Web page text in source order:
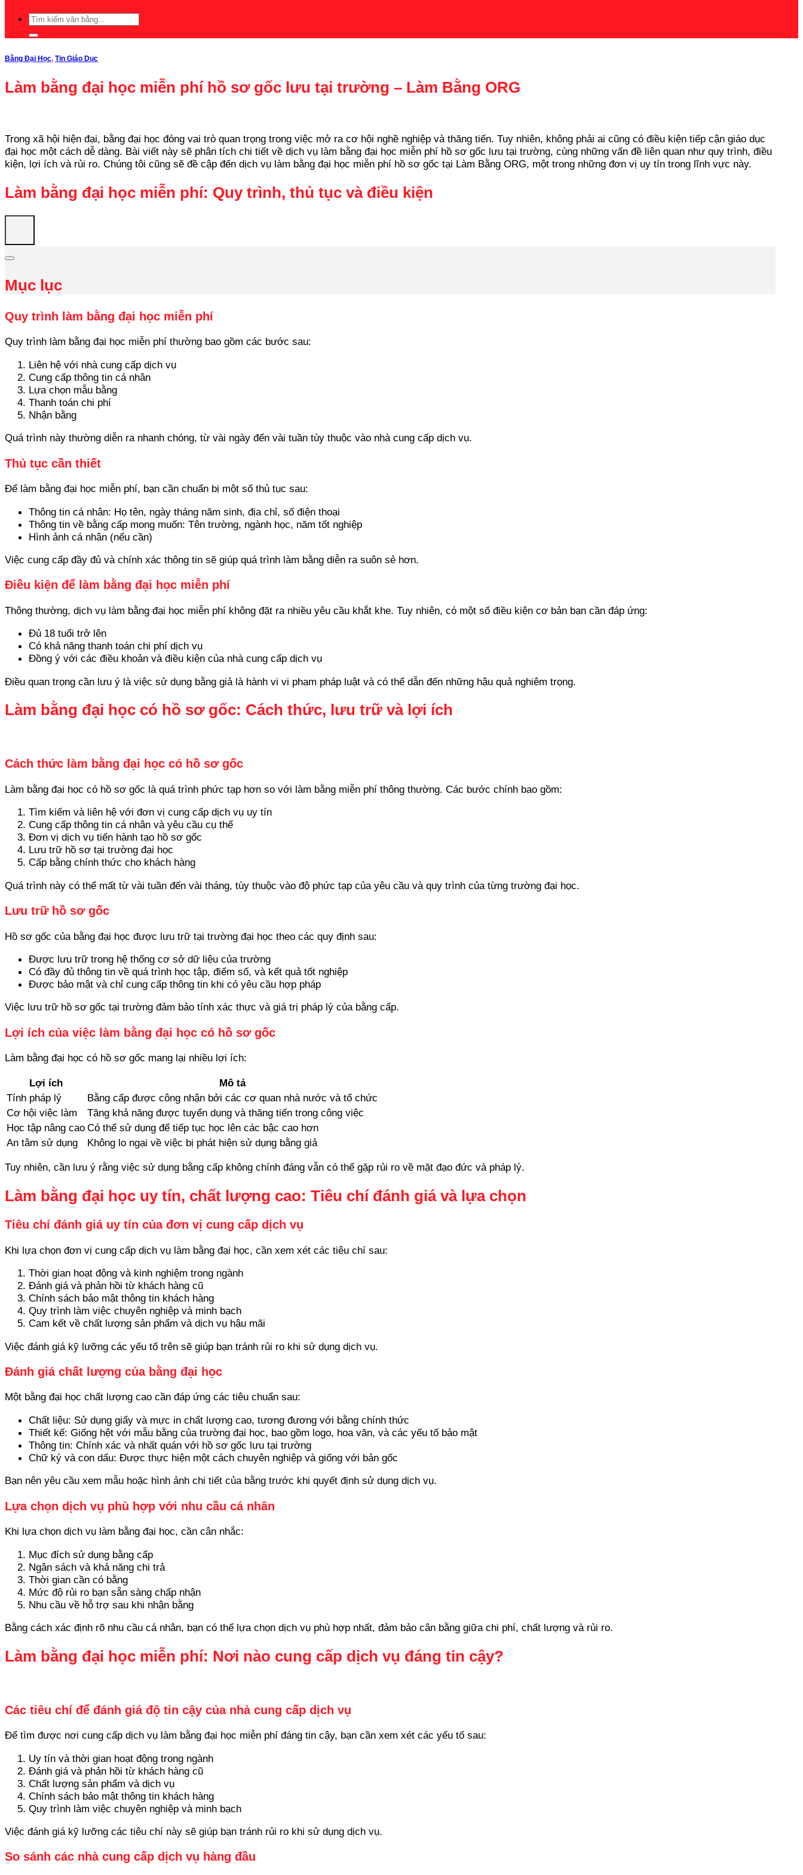
Bằng Đại Học, Tin Giáo Dục
Làm bằng đại học miễn phí hồ sơ gốc lưu tại trường – Làm Bằng ORG
Trong xã hội hiện đại, bằng đại học đóng vai trò quan trọng trong việc mở ra cơ hội nghề nghiệp và thăng tiến. Tuy nhiên, không phải ai cũng có điều kiện tiếp cận giáo dục
đại học một cách dễ dàng. Bài viết này sẽ phân tích chi tiết về dịch vụ làm bằng đại học miễn phí hồ sơ gốc lưu tại trường, cùng những vấn đề liên quan như quy trình, điều
kiện, lợi ích và rủi ro. Chúng tôi cũng sẽ đề cập đến dịch vụ làm bằng đại học miễn phí hồ sơ gốc tại Làm Bằng ORG, một trong những đơn vị uy tín trong lĩnh vực này.
Làm bằng đại học miễn phí: Quy trình, thủ tục và điều kiện
Mục lục
Quy trình làm bằng đại học miễn phí
Quy trình làm bằng đại học miễn phí thường bao gồm các bước sau:
Liên hệ với nhà cung cấp dịch vụ
Cung cấp thông tin cá nhân
Lựa chọn mẫu bằng
Thanh toán chi phí
Nhận bằng
Quá trình này thường diễn ra nhanh chóng, từ vài ngày đến vài tuần tùy thuộc vào nhà cung cấp dịch vụ.
Thủ tục cần thiết
Để làm bằng đại học miễn phí, bạn cần chuẩn bị một số thủ tục sau:
Thông tin cá nhân: Họ tên, ngày tháng năm sinh, địa chỉ, số điện thoại
Thông tin về bằng cấp mong muốn: Tên trường, ngành học, năm tốt nghiệp
Hình ảnh cá nhân (nếu cần)
Việc cung cấp đầy đủ và chính xác thông tin sẽ giúp quá trình làm bằng diễn ra suôn sẻ hơn.
Điều kiện để làm bằng đại học miễn phí
Thông thường, dịch vụ làm bằng đại học miễn phí không đặt ra nhiều yêu cầu khắt khe. Tuy nhiên, có một số điều kiện cơ bản bạn cần đáp ứng:
Đủ 18 tuổi trở lên
Có khả năng thanh toán chi phí dịch vụ
Đồng ý với các điều khoản và điều kiện của nhà cung cấp dịch vụ
Điều quan trọng cần lưu ý là việc sử dụng bằng giả là hành vi vi phạm pháp luật và có thể dẫn đến những hậu quả nghiêm trọng.
Làm bằng đại học có hồ sơ gốc: Cách thức, lưu trữ và lợi ích
Cách thức làm bằng đại học có hồ sơ gốc
Làm bằng đại học có hồ sơ gốc là quá trình phức tạp hơn so với làm bằng miễn phí thông thường. Các bước chính bao gồm:
Tìm kiếm và liên hệ với đơn vị cung cấp dịch vụ uy tín
Cung cấp thông tin cá nhân và yêu cầu cụ thể
Đơn vị dịch vụ tiến hành tạo hồ sơ gốc
Lưu trữ hồ sơ tại trường đại học
Cấp bằng chính thức cho khách hàng
Quá trình này có thể mất từ vài tuần đến vài tháng, tùy thuộc vào độ phức tạp của yêu cầu và quy trình của từng trường đại học.
Lưu trữ hồ sơ gốc
Hồ sơ gốc của bằng đại học được lưu trữ tại trường đại học theo các quy định sau:
Được lưu trữ trong hệ thống cơ sở dữ liệu của trường
Có đầy đủ thông tin về quá trình học tập, điểm số, và kết quả tốt nghiệp
Được bảo mật và chỉ cung cấp thông tin khi có yêu cầu hợp pháp
Việc lưu trữ hồ sơ gốc tại trường đảm bảo tính xác thực và giá trị pháp lý của bằng cấp.
Lợi ích của việc làm bằng đại học có hồ sơ gốc
Làm bằng đại học có hồ sơ gốc mang lại nhiều lợi ích:
Lợi ích
Mô tả
Tính pháp lý
Bằng cấp được công nhận bởi các cơ quan nhà nước và tổ chức
Cơ hội việc làm
Tăng khả năng được tuyển dụng và thăng tiến trong công việc
Học tập nâng cao Có thể sử dụng để tiếp tục học lên các bậc cao hơn
An tâm sử dụng
Không lo ngại về việc bị phát hiện sử dụng bằng giả
Tuy nhiên, cần lưu ý rằng việc sử dụng bằng cấp không chính đáng vẫn có thể gặp rủi ro về mặt đạo đức và pháp lý.
Làm bằng đại học uy tín, chất lượng cao: Tiêu chí đánh giá và lựa chọn
Tiêu chí đánh giá uy tín của đơn vị cung cấp dịch vụ
Khi lựa chọn đơn vị cung cấp dịch vụ làm bằng đại học, cần xem xét các tiêu chí sau:
Thời gian hoạt động và kinh nghiệm trong ngành
Đánh giá và phản hồi từ khách hàng cũ
Chính sách bảo mật thông tin khách hàng
Quy trình làm việc chuyên nghiệp và minh bạch
Cam kết về chất lượng sản phẩm và dịch vụ hậu mãi
Việc đánh giá kỹ lưỡng các yếu tố trên sẽ giúp bạn tránh rủi ro khi sử dụng dịch vụ.
Đánh giá chất lượng của bằng đại học
Một bằng đại học chất lượng cao cần đáp ứng các tiêu chuẩn sau:
Chất liệu: Sử dụng giấy và mực in chất lượng cao, tương đương với bằng chính thức
Thiết kế: Giống hệt với mẫu bằng của trường đại học, bao gồm logo, hoa văn, và các yếu tố bảo mật
Thông tin: Chính xác và nhất quán với hồ sơ gốc lưu tại trường
Chữ ký và con dấu: Được thực hiện một cách chuyên nghiệp và giống với bản gốc
Bạn nên yêu cầu xem mẫu hoặc hình ảnh chi tiết của bằng trước khi quyết định sử dụng dịch vụ.
Lựa chọn dịch vụ phù hợp với nhu cầu cá nhân
Khi lựa chọn dịch vụ làm bằng đại học, cần cân nhắc:
Mục đích sử dụng bằng cấp
Ngân sách và khả năng chi trả
Thời gian cần có bằng
Mức độ rủi ro bạn sẵn sàng chấp nhận
Nhu cầu về hỗ trợ sau khi nhận bằng
Bằng cách xác định rõ nhu cầu cá nhân, bạn có thể lựa chọn dịch vụ phù hợp nhất, đảm bảo cân bằng giữa chi phí, chất lượng và rủi ro.
Làm bằng đại học miễn phí: Nơi nào cung cấp dịch vụ đáng tin cậy?
Các tiêu chí để đánh giá độ tin cậy của nhà cung cấp dịch vụ
Để tìm được nơi cung cấp dịch vụ làm bằng đại học miễn phí đáng tin cậy, bạn cần xem xét các yếu tố sau:
Uy tín và thời gian hoạt động trong ngành
Đánh giá và phản hồi từ khách hàng cũ
Chất lượng sản phẩm và dịch vụ
Chính sách bảo mật thông tin khách hàng
Quy trình làm việc chuyên nghiệp và minh bạch
Việc đánh giá kỹ lưỡng các tiêu chí này sẽ giúp bạn tránh rủi ro khi sử dụng dịch vụ.
So sánh các nhà cung cấp dịch vụ hàng đầu